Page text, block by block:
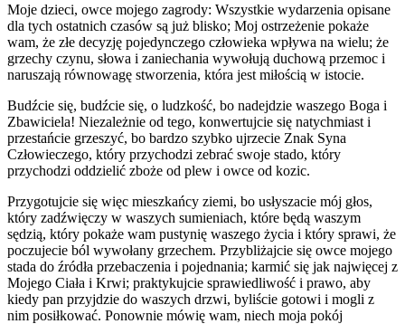
Moje dzieci, owce mojego zagrody: Wszystkie wydarzenia opisane
dla tych ostatnich czasów są już blisko; Moj ostrzeżenie pokaże
wam, że złe decyzję pojedynczego człowieka wpływa na wielu; że
grzechy czynu, słowa i zaniechania wywołują duchową przemoc i
naruszają równowagę stworzenia, która jest miłością w istocie.
Budźcie się, budźcie się, o ludzkość, bo nadejdzie waszego Boga i
Zbawiciela! Niezależnie od tego, konwertujcie się natychmiast i
przestańcie grzeszyć, bo bardzo szybko ujrzecie Znak Syna
Człowieczego, który przychodzi zebrać swoje stado, który
przychodzi oddzielić zboże od plew i owce od kozic.
Przygotujcie się więc mieszkańcy ziemi, bo usłyszacie mój głos,
który zadźwięczy w waszych sumieniach, które będą waszym
sędzią, który pokaże wam pustynię waszego życia i który sprawi, że
poczujecie ból wywołany grzechem. Przybliżajcie się owce mojego
stada do źródła przebaczenia i pojednania; karmić się jak najwięcej z
Mojego Ciała i Krwi; praktykujcie sprawiedliwość i prawo, aby
kiedy pan przyjdzie do waszych drzwi, byliście gotowi i mogli z
nim posiłkować. Ponownie mówię wam, niech moja pokój